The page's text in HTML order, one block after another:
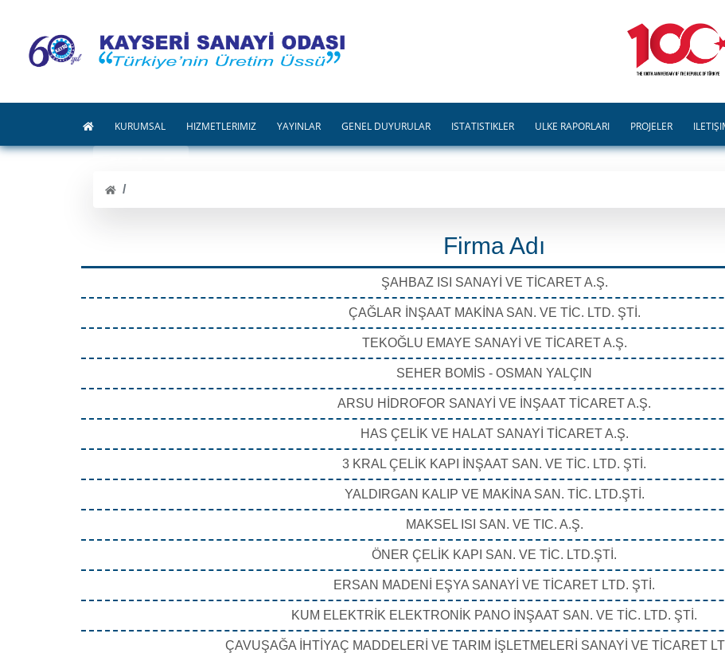
KURUMSAL HİZMETLERİMİZ YAYINLAR GENEL DUYURULAR İSTATİSTİKLER ÜLKE RAPORLARI PROJELER
Firma Adı
ŞAHBAZ ISI SANAYİ VE TİCARET A.Ş.
ÇAĞLAR İNŞAAT MAKİNA SAN. VE TİC. LTD. ŞTİ.
TEKOĞLU EMAYE SANAYİ VE TİCARET A.Ş.
SEHER BOMİS - OSMAN YALÇIN
ARSU HİDROFOR SANAYİ VE İNŞAAT TİCARET A.Ş.
HAS ÇELİK VE HALAT SANAYİ TİCARET A.Ş.
3 KRAL ÇELİK KAPI İNŞAAT SAN. VE TİC. LTD. ŞTİ.
YALDIRGAN KALIP VE MAKİNA SAN. TİC. LTD.ŞTİ.
MAKSEL ISI SAN. VE TIC. A.Ş.
ÖNER ÇELİK KAPI SAN. VE TİC. LTD.ŞTİ.
ERSAN MADENİ EŞYA SANAYİ VE TİCARET LTD. ŞTİ.
KUM ELEKTRİK ELEKTRONİK PANO İNŞAAT SAN. VE TİC. LTD. ŞTİ.
ÇAVUŞAĞA İHTİYAÇ MADDELERİ VE TARIM İŞLETMELERİ SANAYİ VE TİCARET